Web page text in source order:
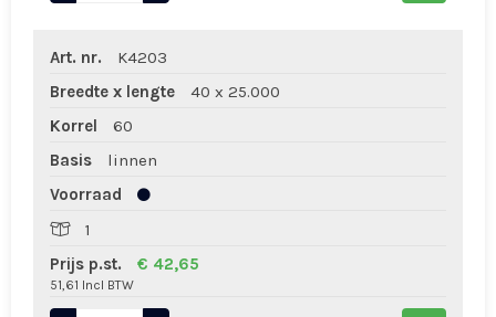
Art. nr.
K4203
Breedte x lengte
40 x 25.000
Korrel
60
Basis
linnen
Voorraad
1
Prijs p.st.
€ 42,65
51,61 Incl BTW